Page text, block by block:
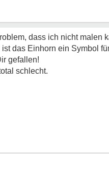
dass ich nicht malen
das Einhorn ein Symbol
gefallen!
schlecht.